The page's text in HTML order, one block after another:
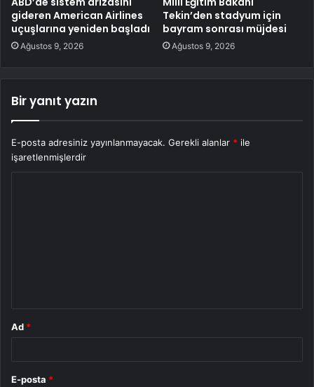
gideren American Airlines
uçuşlarına yeniden başladı
Ağustos 9, 2026
Tekin’den stadyum için
bayram sonrası müjdesi
Ağustos 9, 2026
Bir yanıt yazın
E-posta adresiniz yayınlanmayacak. Gerekli alanlar * ile
işaretlenmişlerdir
Ad *
E-posta *